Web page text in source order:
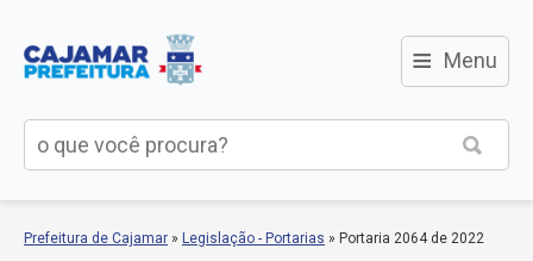
≡ Menu
Prefeitura de Cajamar » Legislação - Portarias » Portaria 2064 de 2022